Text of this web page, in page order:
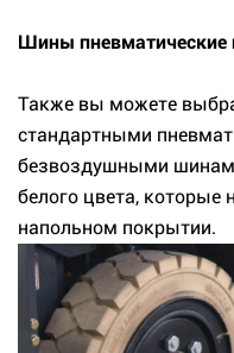
Шины пневматические
Также вы можете
стандартными
безвоздушными
белого цвета, которые
напольном покрытии.